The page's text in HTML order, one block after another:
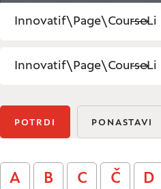
Iskanje:
POTRDI PONASTAVI
A B C Č D